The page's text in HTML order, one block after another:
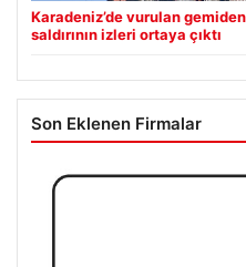
Karadeniz’de vurulan
saldırının izleri ortaya çıktı
Son Eklenen Firmalar